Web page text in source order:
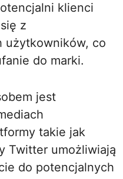
klienci
z
użytkowników, co
do marki.
jest
takie jak
Twitter umożliwiają
do potencjalnych